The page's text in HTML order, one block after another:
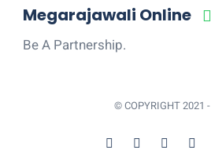
Megarajawali Online
Be A Partnership.
© COPYRIGHT 2021 -